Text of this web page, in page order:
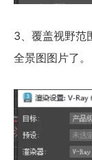
3、覆盖视野范
全景图图片了。